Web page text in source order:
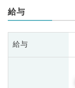
給与
給与